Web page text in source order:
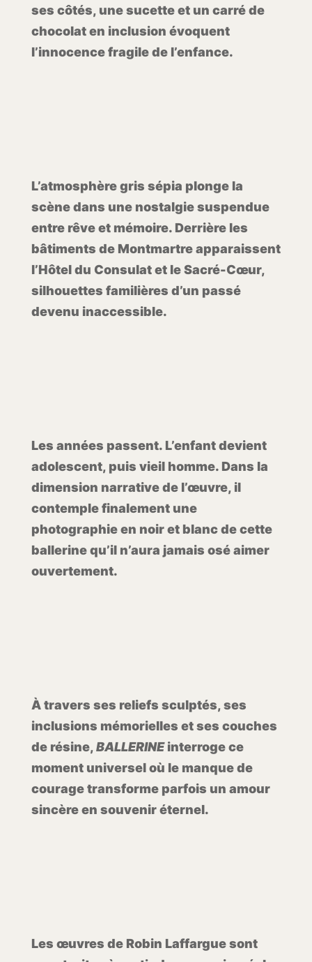
ses côtés, une sucette et un carré de
chocolat en inclusion évoquent
l’innocence fragile de l’enfance.
L’atmosphère gris sépia plonge la
scène dans une nostalgie suspendue
entre rêve et mémoire. Derrière les
bâtiments de Montmartre apparaissent
l’Hôtel du Consulat et le Sacré-Cœur,
silhouettes familières d’un passé
devenu inaccessible.
Les années passent. L’enfant devient
adolescent, puis vieil homme. Dans la
dimension narrative de l’œuvre, il
contemple finalement une
photographie en noir et blanc de cette
ballerine qu’il n’aura jamais osé aimer
ouvertement.
À travers ses reliefs sculptés, ses
inclusions mémorielles et ses couches
de résine,BALLERINEinterroge ce
moment universel où le manque de
courage transforme parfois un amour
sincère en souvenir éternel.
Les œuvres de Robin Laffargue sont